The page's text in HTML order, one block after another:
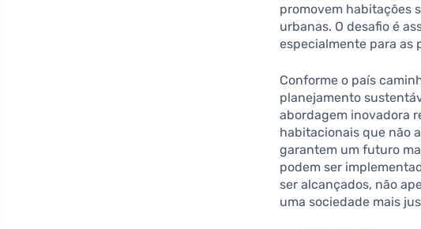
promovem habitações
urbanas. O desafio é
especialmente para as
Conforme o país
planejamento
abordagem inovadora
habitacionais que não
garantem um futuro
podem ser
ser alcançados, não
uma sociedade mais